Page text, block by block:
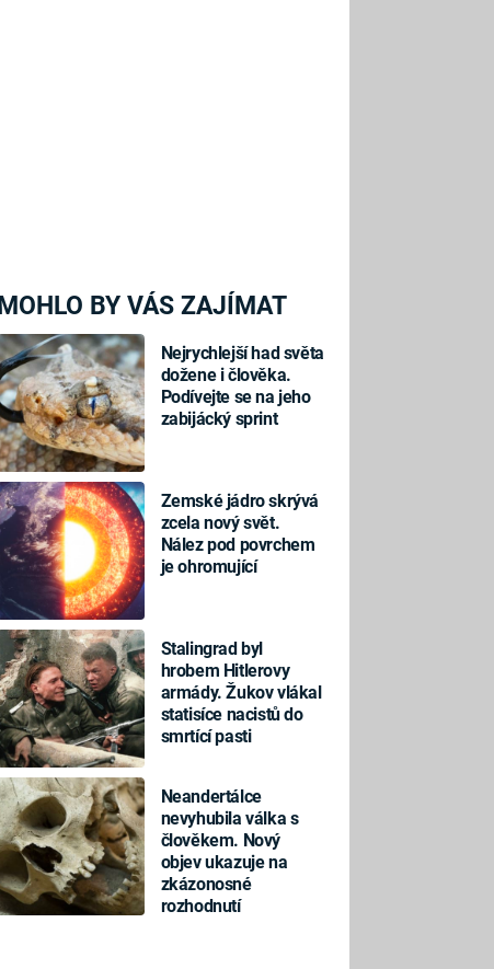
MOHLO BY VÁS ZAJÍMAT
Nejrychlejší had světa
dožene i člověka.
Podívejte se na jeho
zabijácký sprint
Zemské jádro skrývá
zcela nový svět.
Nález pod povrchem
je ohromující
Stalingrad byl
hrobem Hitlerovy
armády. Žukov vlákal
statisíce nacistů do
smrtící pasti
Neandertálce
nevyhubila válka s
člověkem. Nový
objev ukazuje na
zkázonosné
rozhodnutí